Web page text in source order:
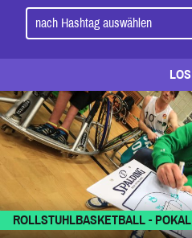
LOS
ROLLSTUHLBASKETBALL - POKAL